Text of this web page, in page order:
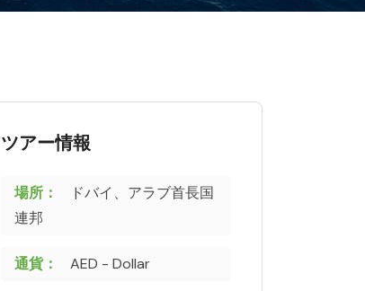
ツアー情報
場所：
ドバイ、アラブ首長国
連邦
通貨： AED - Dollar